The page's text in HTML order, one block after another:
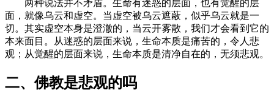
两种说法并不矛盾。生命有迷惑的层面，也有觉醒的层
面，就像乌云和虚空。当虚空被乌云遮蔽，似乎乌云就是一
切。其实虚空本身是澄澈的，当云开雾散，我们才会看到它的
本来面目。从迷惑的层面来说，生命本质是痛苦的，令人悲
观；从觉醒的层面来说，生命本质是清净自在的，无须悲观。
二、佛教是悲观的吗